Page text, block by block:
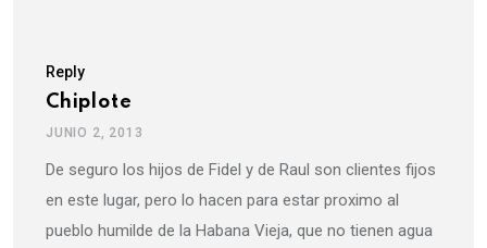
Reply
Chiplote
JUNIO 2, 2013
De seguro los hijos de Fidel y de Raul son clientes fijos
en este lugar, pero lo hacen para estar proximo al
pueblo humilde de la Habana Vieja, que no tienen agua